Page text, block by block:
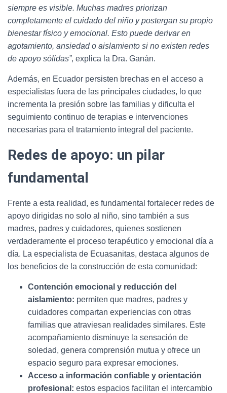
siempre es visible. Muchas madres priorizan
completamente el cuidado del niño y postergan su propio
bienestar físico y emocional. Esto puede derivar en
agotamiento, ansiedad o aislamiento si no existen redes
de apoyo sólidas”, explica la Dra. Ganán.
Además, en Ecuador persisten brechas en el acceso a
especialistas fuera de las principales ciudades, lo que
incrementa la presión sobre las familias y dificulta el
seguimiento continuo de terapias e intervenciones
necesarias para el tratamiento integral del paciente.
Redes de apoyo: un pilar
fundamental
Frente a esta realidad, es fundamental fortalecer redes de
apoyo dirigidas no solo al niño, sino también a sus
madres, padres y cuidadores, quienes sostienen
verdaderamente el proceso terapéutico y emocional día a
día. La especialista de Ecuasanitas, destaca algunos de
los beneficios de la construcción de esta comunidad:
Contención emocional y reducción del
aislamiento: permiten que madres, padres y
cuidadores compartan experiencias con otras
familias que atraviesan realidades similares. Este
acompañamiento disminuye la sensación de
soledad, genera comprensión mutua y ofrece un
espacio seguro para expresar emociones.
Acceso a información confiable y orientación
profesional: estos espacios facilitan el intercambio